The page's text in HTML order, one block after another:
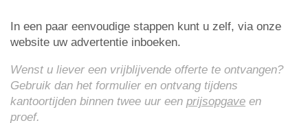
In een paar eenvoudige stappen kunt u zelf, via onze
website uw advertentie inboeken.
Wenst u liever een vrijblijvende offerte te ontvangen?
Gebruik dan het formulier en ontvang tijdens
kantoortijden binnen twee uur een prijsopgave en
proef.